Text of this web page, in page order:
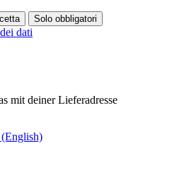
Solo obbligatori
dati
mit deiner Lieferadresse